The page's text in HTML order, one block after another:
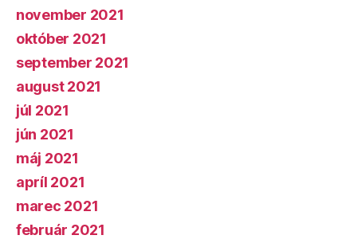
november 2021
október 2021
september 2021
august 2021
júl 2021
jún 2021
máj 2021
apríl 2021
marec 2021
február 2021